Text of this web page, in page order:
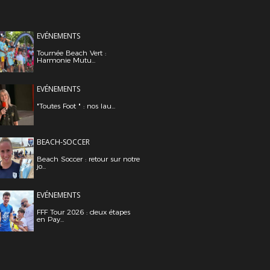
EVÉNEMENTS
Tournée Beach Vert :
Harmonie Mutu...
EVÉNEMENTS
"Toutes Foot " : nos lau...
BEACH-SOCCER
Beach Soccer : retour sur notre
jo...
EVÉNEMENTS
FFF Tour 2026 : deux étapes
en Pay...